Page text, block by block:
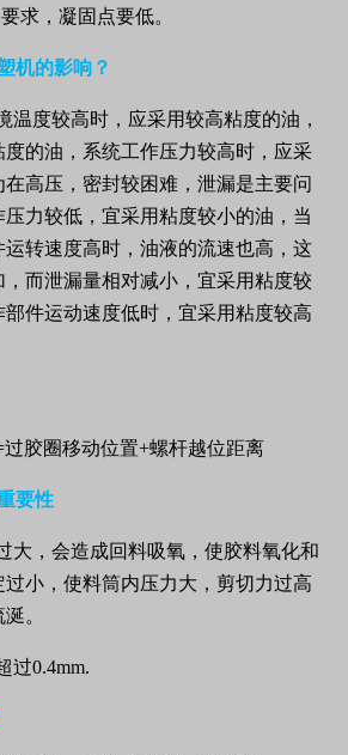
求，凝固点要低。
机的影响？
温度较高时，应采用较高粘度的油，
度的油，系统工作压力较高时，应采
高压，密封较困难，泄漏是主要问
力较低，宜采用粘度较小的油，当
转速度高时，油液的流速也高，这
而泄漏量相对减小，宜采用粘度较
件运动速度低时，宜采用粘度较高
过胶圈移动位置+螺杆越位距离
要性
大，会造成回料吸氧，使胶料氧化和
小，使料筒内压力大，剪切力过高
。
过0.4mm.